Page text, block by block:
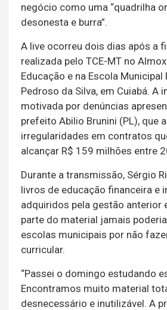
negócio como uma “quadrilha
desonesta e burra”.
A live ocorreu dois dias após a
realizada pelo TCE-MT no
Educação e na Escola Municipal
Pedroso da Silva, em Cuiabá. A
motivada por denúncias
prefeito Abilio Brunini (PL), que
irregularidades em contratos
alcançar R$ 159 milhões entre
Durante a transmissão, Sérgio
livros de educação financeira e
adquiridos pela gestão anterior
parte do material jamais
escolas municipais por não
curricular.
“Passei o domingo estudando
Encontramos muito material
desnecessário e inutilizável. A